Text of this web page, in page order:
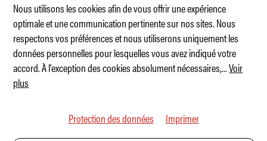
Dacia Striker – le retour du break
Nous utilisons les cookies afin de vous offrir une expérience
optimale et une communication pertinente sur nos sites. Nous
respectons vos préférences et nous utiliserons uniquement les
données personnelles pour lesquelles vous avez indiqué votre
accord. À l'exception des cookies absolument nécessaires,...Voir
plus
Protection des données Imprimer